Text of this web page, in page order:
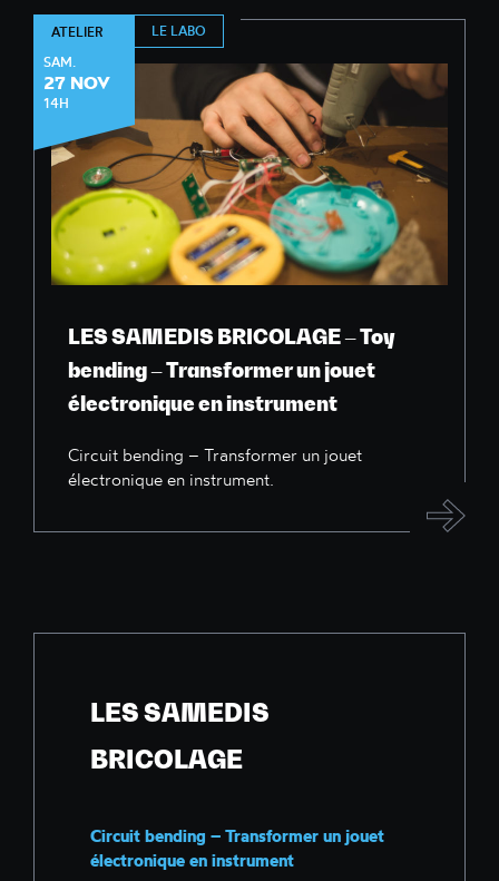
ATELIER
SAM.
27 NOV
14H
LE LABO
LES SAMEDIS BRICOLAGE – Toy
bending – Transformer un jouet
électronique en instrument
Circuit bending – Transformer un jouet
électronique en instrument.
LES SAMEDIS
BRICOLAGE
Circuit bending – Transformer un jouet
électronique en instrument